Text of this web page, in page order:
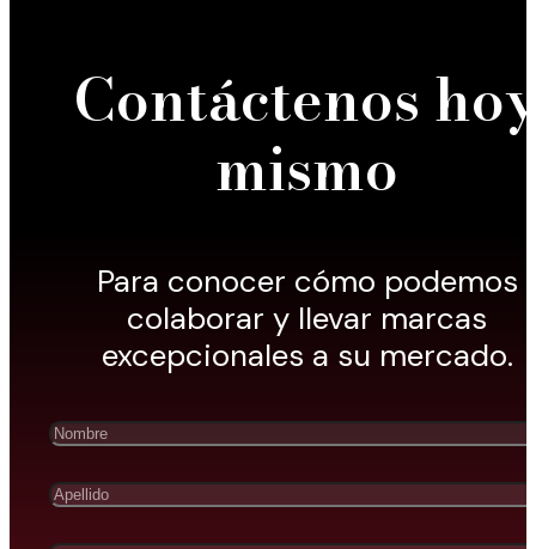
Contáctenos
mismo
Para conocer cómo podemos
colaborar y llevar marcas
excepcionales a su mercado.